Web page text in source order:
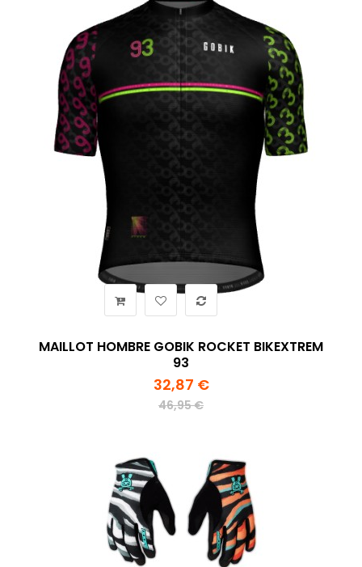
MAILLOT HOMBRE GOBIK ROCKET BIKEXTREM
93
32,87 €
46,95 €